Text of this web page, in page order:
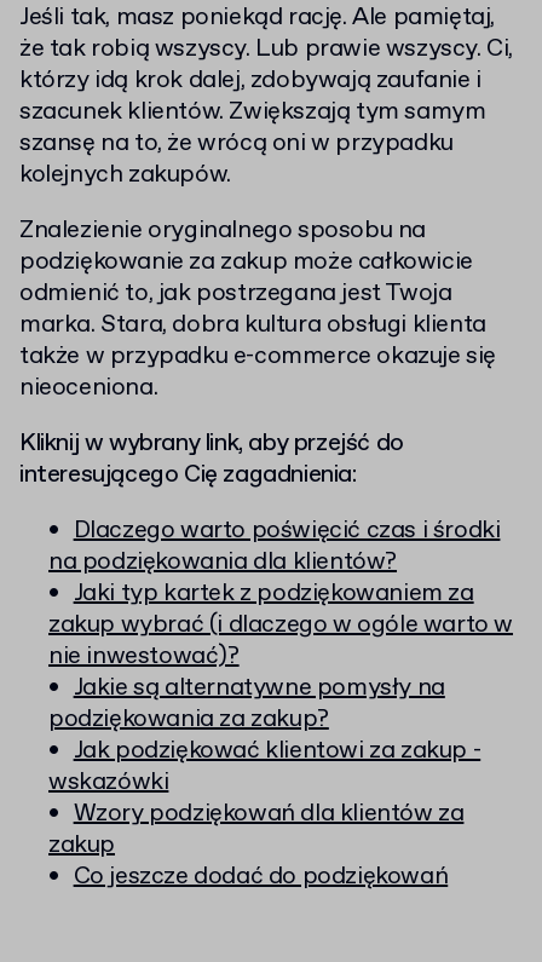
Jeśli tak, masz poniekąd rację. Ale pamiętaj,
że tak robią wszyscy. Lub prawie wszyscy. Ci,
którzy idą krok dalej, zdobywają zaufanie i
szacunek klientów. Zwiększają tym samym
szansę na to, że wrócą oni w przypadku
kolejnych zakupów.
Znalezienie oryginalnego sposobu na
podziękowanie za zakup może całkowicie
odmienić to, jak postrzegana jest Twoja
marka. Stara, dobra kultura obsługi klienta
także w przypadku e-commerce okazuje się
nieoceniona.
Kliknij w wybrany link, aby przejść do
interesującego Cię zagadnienia:
Dlaczego warto poświęcić czas i środki
na podziękowania dla klientów?
Jaki typ kartek z podziękowaniem za
zakup wybrać (i dlaczego w ogóle warto w
nie inwestować)?
Jakie są alternatywne pomysły na
podziękowania za zakup?
Jak podziękować klientowi za zakup -
wskazówki
Wzory podziękowań dla klientów za
zakup
Co jeszcze dodać do podziękowań